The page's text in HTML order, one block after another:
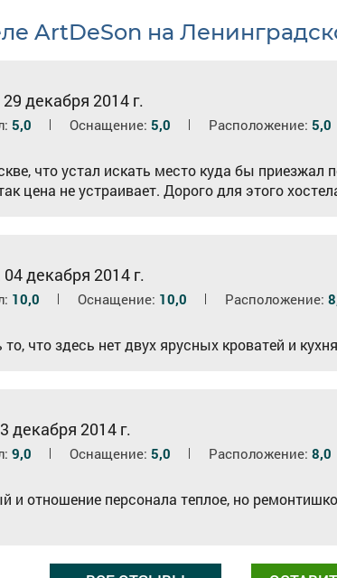
ArtDeSon на
29 декабря 2014 г.
5,0 Оснащение:5,0 Расположение:5,0
что устал искать место куда бы приезжал
цена не устраивает. Дорого для этого
04 декабря 2014 г.
10,0 Оснащение: 10,0 Расположение:
то, что здесь нет двух ярусных кроватей и
декабря 2014 г.
9,0 Оснащение:5,0 Расположение:8,0
и отношение персонала теплое, но